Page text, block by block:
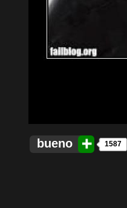
bueno 1587